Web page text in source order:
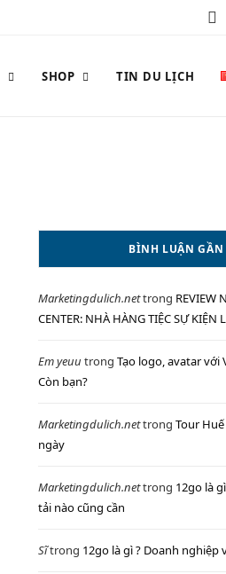
o
k
SHOP TIN DU LỊCH
BÌNH LUẬN GẦN
Marketingdulich.nettrong REVIEW
CENTER: NHÀ HÀNG TIỆC SỰ KIỆN
Em yeuu trong Tạo logo, avatar với
Còn bạn?
Marketingdulich.nettrong Tour
ngày
Marketingdulich.nettrong 12go là
tải nào cũng cần
Sĩtrong 12go là gì ? Doanh nghiệp